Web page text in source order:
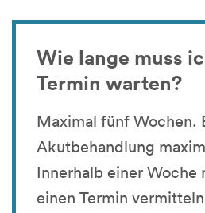
Wie lange muss
Termin warten?
Maximal fünf Wochen.
Akutbehandlung
Innerhalb einer Woche
einen Termin